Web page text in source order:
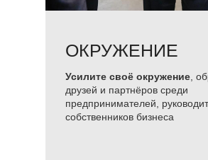
ОКРУЖЕНИЕ
Усилите своё окружение ,
друзей и партнёров среди
предпринимателей,
собственников бизнеса